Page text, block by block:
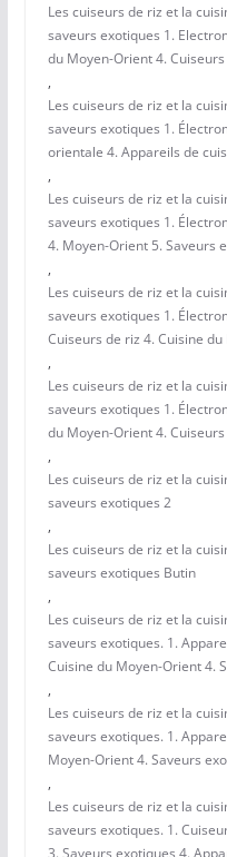
Les cuiseurs de riz et la
saveurs exotiques 1.
du Moyen-Orient 4.
,
Les cuiseurs de riz et la
saveurs exotiques 1.
orientale 4. Appareils de
,
Les cuiseurs de riz et la
saveurs exotiques 1.
4. Moyen-Orient 5. Saveurs
,
Les cuiseurs de riz et la
saveurs exotiques 1.
Cuiseurs de riz 4. Cuisine
,
Les cuiseurs de riz et la
saveurs exotiques 1.
du Moyen-Orient 4.
,
Les cuiseurs de riz et la
saveurs exotiques 2
,
Les cuiseurs de riz et la
saveurs exotiques Butin
,
Les cuiseurs de riz et la
saveurs exotiques. 1.
Cuisine du Moyen-Orient 4.
,
Les cuiseurs de riz et la
saveurs exotiques. 1.
Moyen-Orient 4. Saveurs
,
Les cuiseurs de riz et la
saveurs exotiques. 1.
3. Saveurs exotiques 4.